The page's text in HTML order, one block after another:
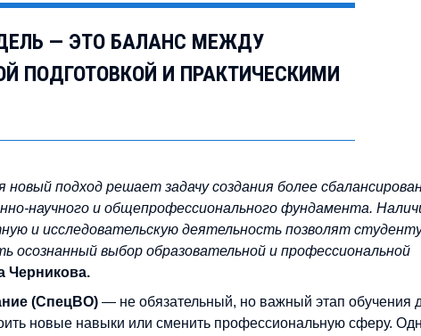
— ЭТО БАЛАНС МЕЖДУ
ПОДГОТОВКОЙ И ПРАКТИЧЕСКИМИ
новый подход решает задачу создания более
научного и общепрофессионального фундамента.
и исследовательскую деятельность позволят
осознанный выбор образовательной и профессиональной
Черникова.
(СпецВО) — не обязательный, но важный этап обучения
новые навыки или сменить профессиональную сферу.